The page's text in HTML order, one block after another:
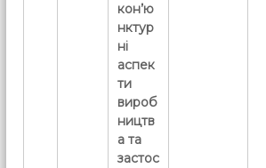
кон’ю
нктур
ні
аспек
ти
вироб
ництв
а та
застос